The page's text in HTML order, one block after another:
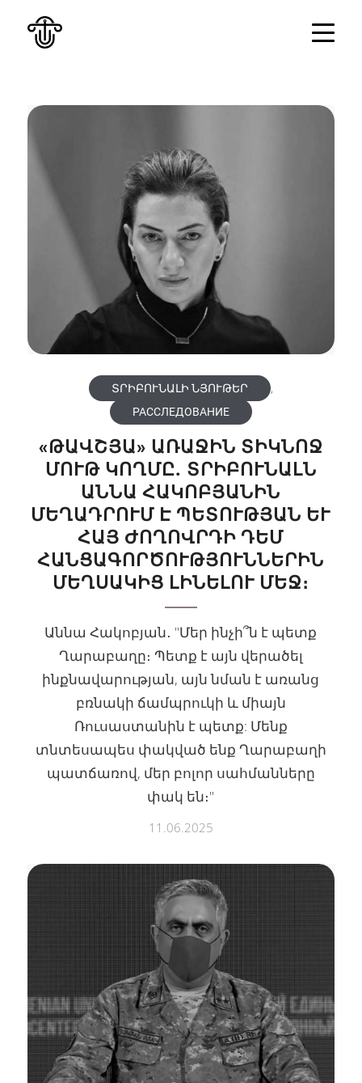
«ԹԱՎՇՅԱ» ԱՌԱՋԻՆ ՏԻԿՆՈՋ
ՄՈՒԹ ԿՈՂՄԸ. ՏՐԻԲՈՒՆԱԼՆ
ԱՆՆԱ ՀԱԿՈԲՅԱՆԻՆ
ՄԵՂԱԴՐՈՒՄ Է ՊԵՏՈՒԹՅԱՆ ԵՒ Հ
ԱՅ ԺՈՂՈՎՐԴԻ ԴԵՄ Հ
ԱՆՑԱԳՈՐԾՈՒԹՅՈՒՆՆԵՐԻՆ Մ
ԵՂՍԱԿԻՑ ԼԻՆԵԼՈՒ ՄԵՋ։
ՏՐԻԲՈՒՆԱԼԻ ՆՅՈՒԹԵՐ ,
РАССЛЕДОВАНИЕ
Աննա Հակոբյան․ "Մեր ինչի՞ն է պետք
Ղարաբաղը։ Պետք է այն վերածել
ինքնավարության, այն նման է առանց
բռնակի ճամպրուկի և միայն
Ռուսաստանին է պետք: Մենք
տնտեսապես փակված ենք Ղարաբաղի
պատճառով, մեր բոլոր սահմանները
փակ են։"
11.06.2025